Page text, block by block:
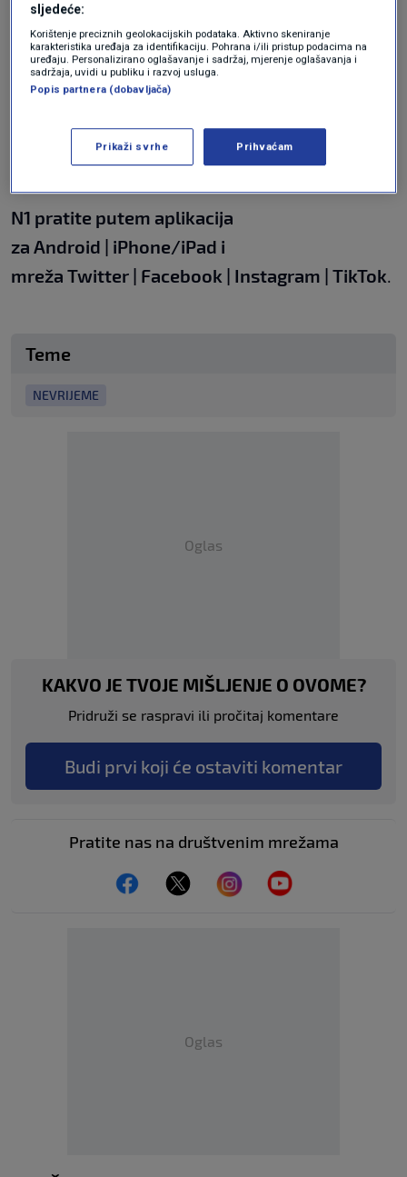
otvorena samo za osobna vozila.
Promet je pojačan na važnijim cestama i
pojedinim graničnim prijelazima. U priobalju
puše olujni vjetar, pa iz HAK-a vozače pozivaju
na oprez.
N1 pratite putem aplikacija
za Android | iPhone/iPad i
mreža Twitter | Facebook | Instagram | TikTok.
Teme
NEVRIJEME
Oglas
KAKVO JE TVOJE MIŠLJENJE O OVOME?
Pridruži se raspravi ili pročitaj komentare
Budi prvi koji će ostaviti komentar
Pratite nas na društvenim mrežama
Oglas
sljedeće:
Korištenje preciznih geolokacijskih podataka. Aktivno skeniranje
karakteristika uređaja za identifikaciju. Pohrana i/ili pristup podacima na
uređaju. Personalizirano oglašavanje i sadržaj, mjerenje oglašavanja i
sadržaja, uvidi u publiku i razvoj usluga.
Popis partnera (dobavljača)
Prikaži svrhe Prihvaćam